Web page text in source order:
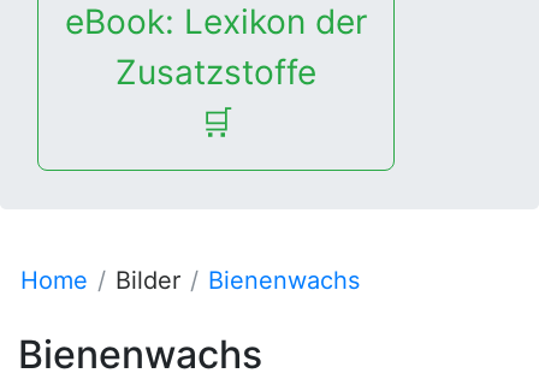
eBook: Lexikon der
Zusatzstoffe
🛒
Home Bilder Bienenwachs
Bienenwachs